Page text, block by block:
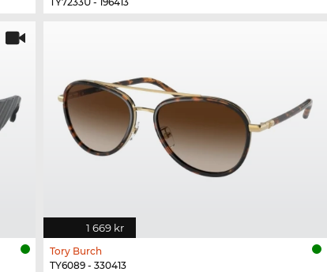
1 669 kr
Tory Burch
TY6089 - 330413